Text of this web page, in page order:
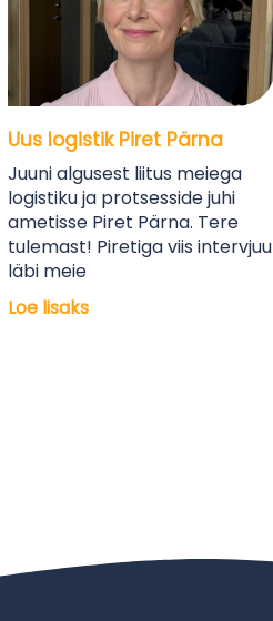
Uus logistik Piret Pärna
Juuni algusest liitus meiega
logistiku ja protsesside juhi
ametisse Piret Pärna. Tere
tulemast! Piretiga viis intervjuu
läbi meie
Loe lisaks